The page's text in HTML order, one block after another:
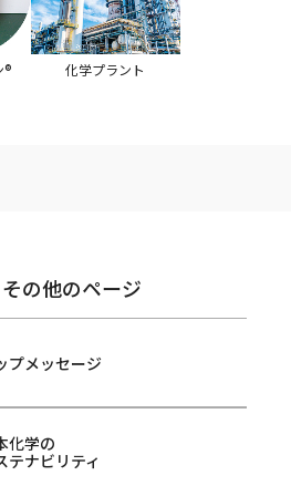
® 化学プラント
の他のページ
プメッセージ
化学の
テナビリティ